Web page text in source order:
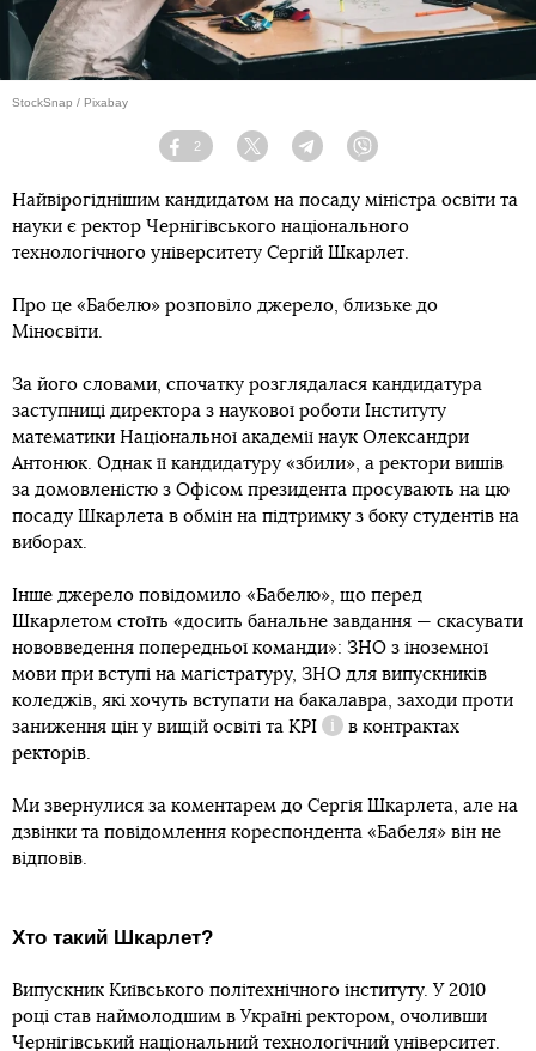
StockSnap / Pixabay
Facebook
2
Twitter TelegramViber
Найвірогіднішим кандидатом на посаду міністра освіти та
науки є ректор Чернігівського національного
технологічного університету Сергій Шкарлет.
Про це «Бабелю» розповіло джерело, близьке до
Міносвіти.
За його словами, спочатку розглядалася кандидатура
заступниці директора з наукової роботи Інституту
математики Національної академії наук Олександри
Антонюк. Однак її кандидатуру «збили», а ректори вишів
за домовленістю з Офісом президента просувають на цю
посаду Шкарлета в обмін на підтримку з боку студентів на
виборах.
Інше джерело повідомило «Бабелю», що перед
Шкарлетом стоїть «досить банальне завдання — скасувати
нововведення попередньої команди»: ЗНО з іноземної
мови при вступі на магістратуру, ЗНО для випускників
коледжів, які хочуть вступати на бакалавра, заходи проти
заниження цін у вищій освіті та KPI
Довідка
в контрактах
ректорів.
Ми звернулися за коментарем до Сергія Шкарлета, але на
дзвінки та повідомлення кореспондента «Бабеля» він не
відповів.
Хто такий Шкарлет?
Випускник Київського політехнічного інституту. У 2010
році став наймолодшим в Україні ректором, очоливши
Чернігівський національний технологічний університет.